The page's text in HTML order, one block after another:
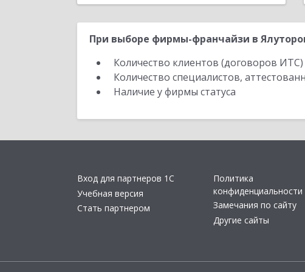
При выборе фирмы-франчайзи в
Количество клиентов (договоров
Количество специалистов,
Наличие у фирмы статуса
Вход для партнеров 1С
Учебная версия
Стать партнером
Политика
конфиденциальности
Замечания по сайту
Другие сайты